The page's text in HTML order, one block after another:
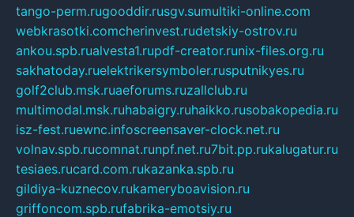
tango-perm.rugooddir.rusgv.sumultiki-online.com
webkrasotki.comcherinvest.rudetskiy-ostrov.ru
ankou.spb.rualvesta1.rupdf-creator.runix-files.org.ru
sakhatoday.ruelektrikersymboler.rusputnikyes.ru
golf2club.msk.ruaeforums.ruzallclub.ru
multimodal.msk.ruhabaigry.ruhaikko.rusobakopedia.ru
isz-fest.ruewnc.infoscreensaver-clock.net.ru
volnav.spb.rucomnat.runpf.net.ru7bit.pp.rukalugatur.ru
tesiaes.rucard.com.rukazanka.spb.ru
gildiya-kuznecov.rukameryboavision.ru
griffoncom.spb.rufabrika-emotsiy.ru